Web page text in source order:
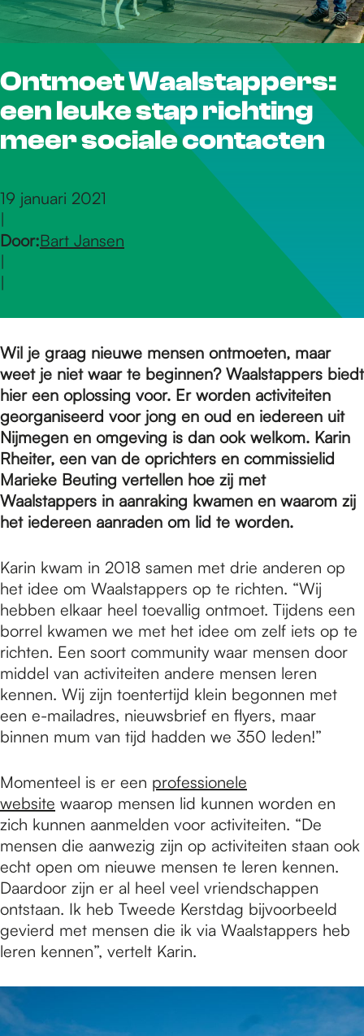
r
d
e
m
e
p
a
g
e
Ontmoet Waalstappers:
een leuke stap richting
meer sociale contacten
19 januari 2021
|
Door:Bart Jansen
|
|
Wil je graag nieuwe mensen ontmoeten, maar
weet je niet waar te beginnen? Waalstappers biedt
hier een oplossing voor. Er worden activiteiten
georganiseerd voor jong en oud en iedereen uit
Nijmegen en omgeving is dan ook welkom. Karin
Rheiter, een van de oprichters en commissielid
Marieke Beuting vertellen hoe zij met
Waalstappers in aanraking kwamen en waarom zij
het iedereen aanraden om lid te worden.
Karin kwam in 2018 samen met drie anderen op
het idee om Waalstappers op te richten. “Wij
hebben elkaar heel toevallig ontmoet. Tijdens een
borrel kwamen we met het idee om zelf iets op te
richten. Een soort community waar mensen door
middel van activiteiten andere mensen leren
kennen. Wij zijn toentertijd klein begonnen met
een e-mailadres, nieuwsbrief en flyers, maar
binnen mum van tijd hadden we 350 leden!”
Momenteel is er een professionele
website waarop mensen lid kunnen worden en
zich kunnen aanmelden voor activiteiten. “De
mensen die aanwezig zijn op activiteiten staan ook
echt open om nieuwe mensen te leren kennen.
Daardoor zijn er al heel veel vriendschappen
ontstaan. Ik heb Tweede Kerstdag bijvoorbeeld
gevierd met mensen die ik via Waalstappers heb
leren kennen”, vertelt Karin.